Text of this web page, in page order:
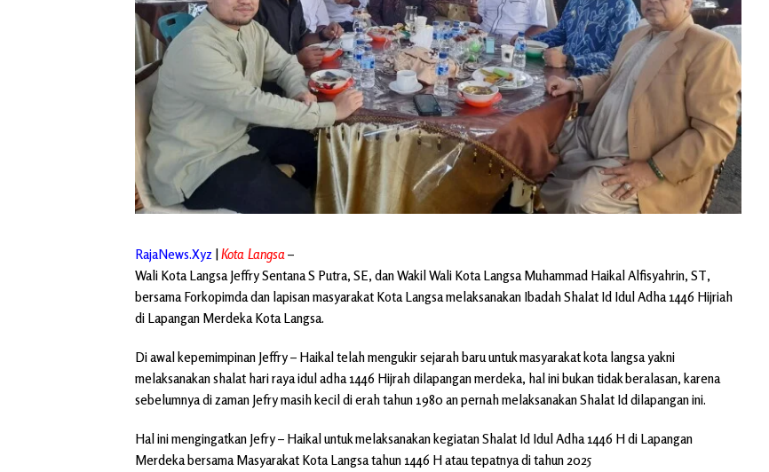
RajaNews.Xyz |Kota Langsa –
Wali Kota Langsa Jeffry Sentana S Putra, SE, dan Wakil Wali Kota Langsa Muhammad Haikal Alfisyahrin, ST,
bersama Forkopimda dan lapisan masyarakat Kota Langsa melaksanakan Ibadah Shalat Id Idul Adha 1446 Hijriah
di Lapangan Merdeka Kota Langsa.
Di awal kepemimpinan Jeffry – Haikal telah mengukir sejarah baru untuk masyarakat kota langsa yakni
melaksanakan shalat hari raya idul adha 1446 Hijrah dilapangan merdeka, hal ini bukan tidak beralasan, karena
sebelumnya di zaman Jefry masih kecil di erah tahun 1980 an pernah melaksanakan Shalat Id dilapangan ini.
Hal ini mengingatkan Jefry – Haikal untuk melaksanakan kegiatan Shalat Id Idul Adha 1446 H di Lapangan
Merdeka bersama Masyarakat Kota Langsa tahun 1446 H atau tepatnya di tahun 2025